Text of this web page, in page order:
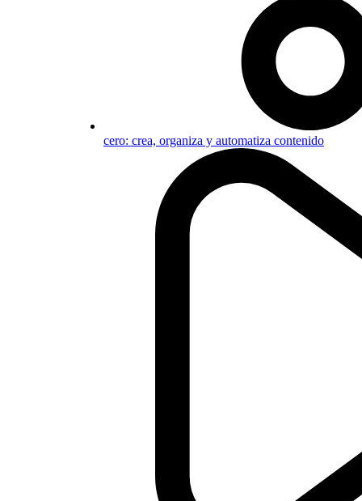
cero: crea, organiza y automatiza contenido